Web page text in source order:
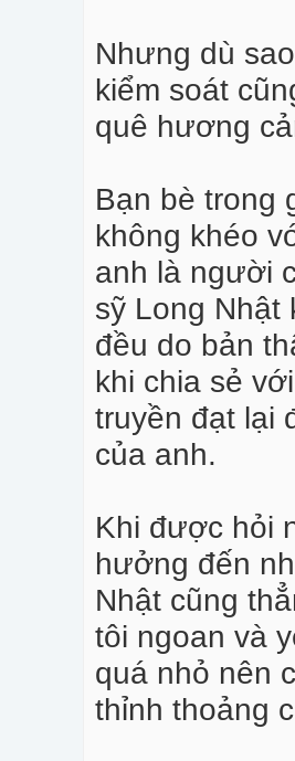
Nhưng dù
kiểm soát
quê hương
Bạn bè trong
không khéo
anh là người
sỹ Long Nhật
đều do bản
khi chia sẻ
truyền đạt lại
của anh.
Khi được hỏi
hưởng đến
Nhật cũng
tôi ngoan và
quá nhỏ nên
thỉnh thoảng